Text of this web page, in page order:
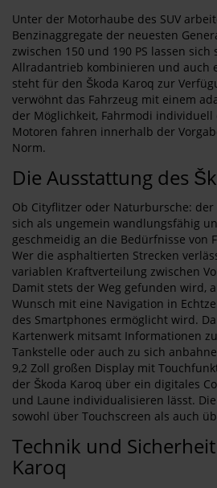
Unter der Motorhaube des SUV
Benzinaggregate der neuesten
zwischen 150 und 190 PS lassen sich
Allradantrieb kombinieren und auch
steht für den Škoda Karoq zur
verwöhnt das Fahrzeug mit einem
der Möglichkeit, Fahrmodi
Motoren fahren innerhalb der
Norm.
Die Ausstattung des
Ob Cityflitzer oder Naturbursche: der
sich als ungemein wandlungsfähig
geschmeidig an die Bedürfnisse von
Wer die asphaltierten Strecken
variablen Kraftverteilung zwischen
Damit stets der Weg gefunden wird,
Wunsch mit eine Navigation in
des Smartphones ermöglicht wird.
Kartenwerk mitsamt Informationen
Tankstelle oder auch zu sich
9,2 Zoll großen Display mit
der Škoda Karoq über ein digitales
und Laune individualisieren lässt.
sowohl über Touchscreen als auch
Technik und
Karoq